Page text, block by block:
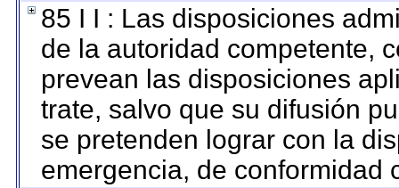
85 I I : Las disposiciones
de la autoridad competente,
prevean las disposiciones
trate, salvo que su difusión
se pretenden lograr con la
emergencia, de conformidad